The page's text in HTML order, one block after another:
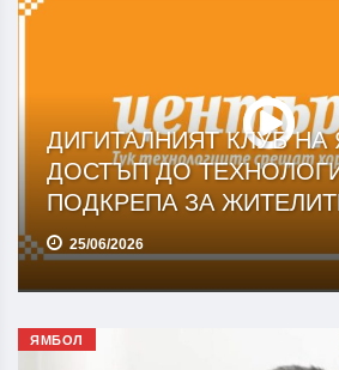
ДИГИТАЛНИЯТ КЛУБ НА
ДОСТЪП ДО
ПОДКРЕПА ЗА
25/06/2026
ЯМБОЛ